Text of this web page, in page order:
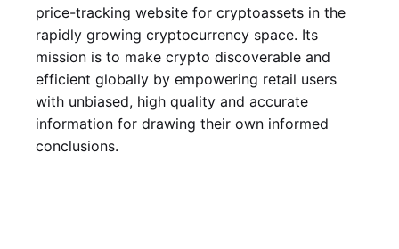
price-tracking website for cryptoassets in the
rapidly growing cryptocurrency space. Its
mission is to make crypto discoverable and
efficient globally by empowering retail users
with unbiased, high quality and accurate
information for drawing their own informed
conclusions.